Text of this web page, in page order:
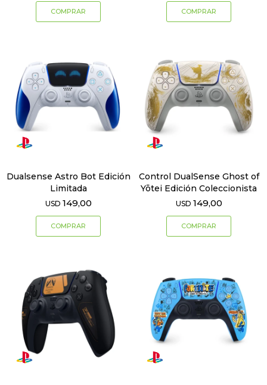
Dualsense Astro Bot Edición
Limitada
USD 149,00
Control DualSense Ghost of
Yōtei Edición Coleccionista
USD 149,00